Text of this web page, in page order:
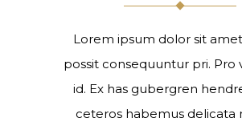
Lorem ipsum dolor sit
possit consequuntur pri. Pro
id. Ex has gubergren
ceteros habemus delicata